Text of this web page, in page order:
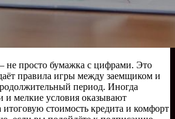
просто бумажка с цифрами. Это
правила игры между заемщиком и
период. Иногда
мелкие условия оказывают
стоимость кредита и комфорт